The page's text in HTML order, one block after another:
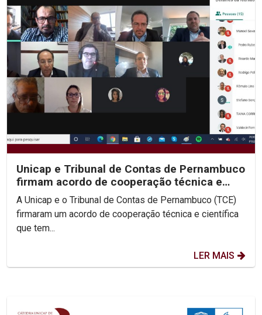
Unicap e Tribunal de Contas de Pernambuco
firmam acordo de cooperação técnica e
científica
A Unicap e o Tribunal de Contas de Pernambuco (TCE)
firmaram um acordo de cooperação técnica e científica
que tem...
LER MAIS